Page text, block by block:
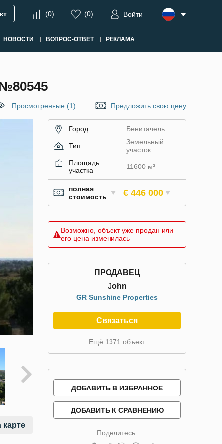
(0) (0) Войти
НОВОСТИ ВОПРОС-ОТВЕТ РЕКЛАМА
Просмотренные (1) Предложить свою цену
карте
Город Бенитачель
Тип
Земельный
участок
Площадь
участка
11600 м²
полная
стоимость
€ 446 000
Возможно, объект уже продан или
его цена изменилась
ПРОДАВЕЦ
John
GR Sunshine Properties
Связаться
Ещё 1371 объект
ДОБАВИТЬ В ИЗБРАННОЕ
ДОБАВИТЬ К СРАВНЕНИЮ
Поделитесь: